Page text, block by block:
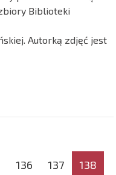
Biblioteki
Autorką zdjęć jest
136 137 138